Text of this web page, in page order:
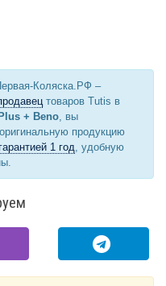
Коляска.РФ –
товаров Tutis в
+ Beno, вы
продукцию
1 год, удобную